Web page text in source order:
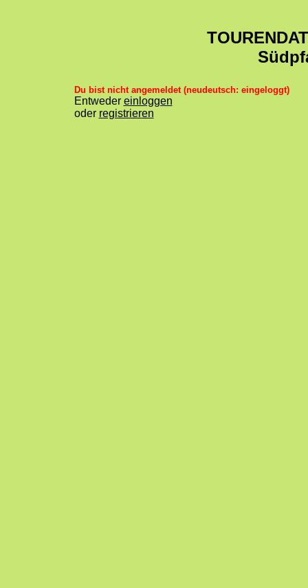
Du bist nicht angemeldet (neudeutsch: eingeloggt)
Entweder einloggen
oder registrieren